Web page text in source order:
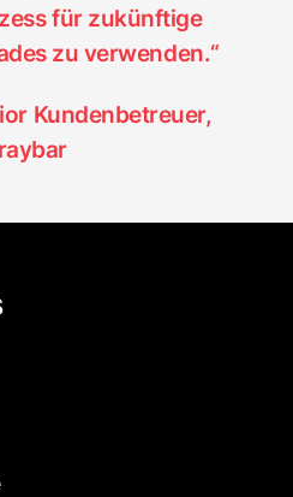
für zukünftige
zu verwenden.“
Kundenbetreuer,